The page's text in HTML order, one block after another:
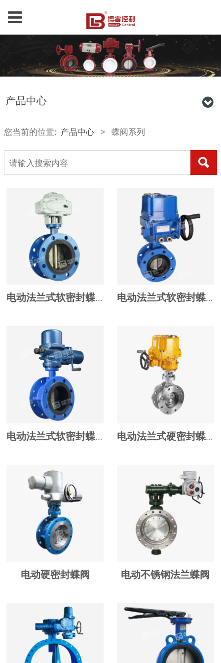
产品中心
您当前的位置: 产品中心 > 蝶阀系列
电动法兰式软密封蝶阀 电动法兰式软密封蝶阀
电动法兰式软密封蝶阀 电动法兰式硬密封蝶阀
电动硬密封蝶阀 电动不锈钢法兰蝶阀